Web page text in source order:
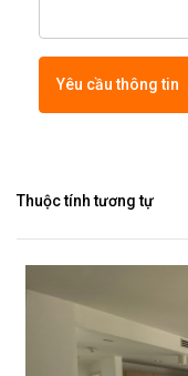
Yêu cầu thông tin
Thuộc tính tương tự